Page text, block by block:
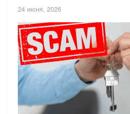
24 июня, 2026